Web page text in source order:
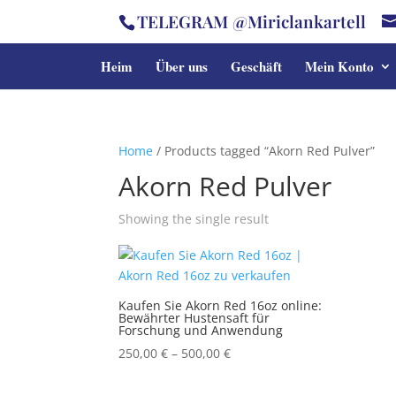
TELEGRAM @Miriclankartell
Heim Über uns Geschäft Mein Konto
Home / Products tagged “Akorn Red Pulver”
Akorn Red Pulver
Showing the single result
Kaufen Sie Akorn Red 16oz online:
Bewährter Hustensaft für
Forschung und Anwendung
250,00€ – 500,00€Price